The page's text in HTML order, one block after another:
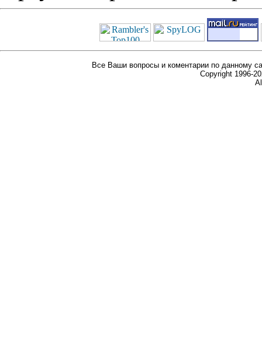
Все Ваши вопросы и коментарии по данному
Copyright 1996-